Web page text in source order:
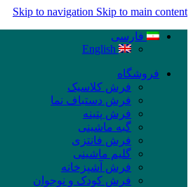
Skip to navigation Skip to main content
فارسی
English
فروشگاه
فرش کلاسیک
فرش دستباف نما
فرش پتینه
گبه ماشینی
فرش فانتزی
گلیم ماشینی
فرش آشپزخانه
فرش کودک و نوجوان